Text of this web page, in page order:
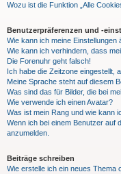
Wozu ist die Funktion „Alle
Benutzerpräferenzen und -
Wie kann ich meine Einstellungen
Wie kann ich verhindern, dass
Die Forenuhr geht falsch!
Ich habe die Zeitzone eingestellt,
Meine Sprache steht auf diesem
Was sind das für Bilder, die bei
Wie verwende ich einen Avatar?
Was ist mein Rang und wie kann
Wenn ich bei einem Benutzer auf
anzumelden.
Beiträge schreiben
Wie erstelle ich ein neues Thema